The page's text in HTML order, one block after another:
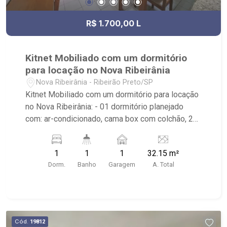
R$ 1.700,00 L
Kitnet Mobiliado com um dormitório
para locação no Nova Ribeirânia
Nova Ribeirânia - Ribeirão Preto/SP
Kitnet Mobiliado com um dormitório para locação
no Nova Ribeirânia: - 01 dormitório planejado
com: ar-condicionado, cama box com colchão, 2
novo(1 lençol, 1 lençol de baixo com elástico e 2
fronhas), 1 manta de casal nova, um quadro com
frase motivacional, mesa escrivaninha em
higiênica, Chuveiro Lorenzetti TOP JET, Escova
1
Dorm.
1
Banho
1
Garagem
32.15 m²
A. Total
Cód. 19812